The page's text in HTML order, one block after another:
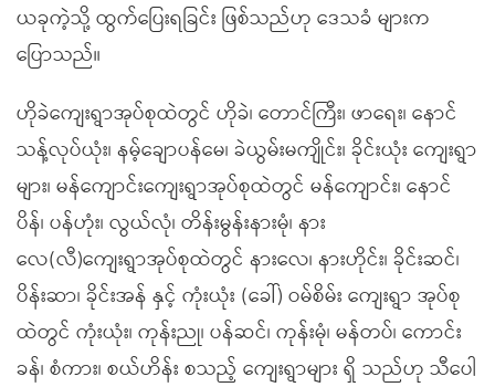
ယခုကဲ့သို့ ထွက်ပြေးရခြင်း ဖြစ်သည်ဟု ဒေသခံ များက
ပြောသည်။
ဟိုခဲကျေးရွာအုပ်စုထဲတွင် ဟိုခဲ၊ တောင်ကြီး၊ ဖာရေး၊ နောင်
သန့်လုပ်ယုံး၊ နမ့်ချောပန်မေ၊ ခဲယွမ်းမကျိုင်း၊ ခိုင်းယုံး ကျေးရွာ
များ၊ မန်ကျောင်းကျေးရွာအုပ်စုထဲတွင် မန်ကျောင်း၊ နောင်
ပိန်၊ ပန်ဟုံး၊ လွယ်လုံ၊ တိန်းမွန်းနားမုံ၊ နား
လေ(လီ)ကျေးရွာအုပ်စုထဲတွင် နားလေ၊ နားဟိုင်း၊ ခိုင်းဆင်၊
ပိန်းဆာ၊ ခိုင်းအန် နှင့် ကုံးယုံး (ခေါ်) ဝမ်စိမ်း ကျေးရွာ အုပ်စု
ထဲတွင် ကုံးယုံး၊ ကုန်းညု၊ ပန်ဆင်၊ ကုန်းမုံ၊ မန်တပ်၊ ကောင်း
ခန်၊ စံကား၊ စယ်ဟိန်း စသည့် ကျေးရွာများ ရှိ သည်ဟု သီပေါ